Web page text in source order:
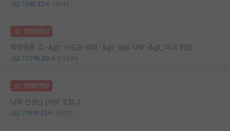
13 22 11642
명예의전당
최하위권 고 -&gt; 수도권 공대 -&gt; skp 석박 -&gt; 미국 취업
173 30 53494
명예의전당
나의 선생님 (자랑 포함..)
218 21 29016